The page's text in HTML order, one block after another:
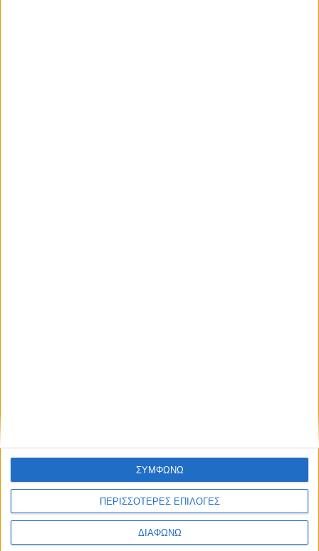
ΠΕΡΙΣΣΟΤΕΡΕΣ ΕΠΙΛΟΓΕΣ
ΔΙΑΦΩΝΩ
ΣΥΜΦΩΝΩ